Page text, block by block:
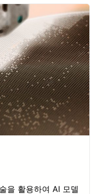
을 활용하여 AI 모델